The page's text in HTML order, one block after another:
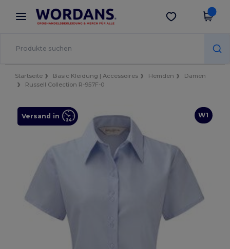
× Wordans App
Bessere Preise in der App!
App holen
Startseite Basic Kleidung | Accessoires Hemden
Damen
Russell Collection R-957F-0
W1
Versand in